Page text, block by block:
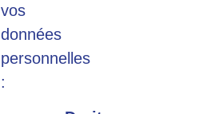
vos
données
personnelles
: